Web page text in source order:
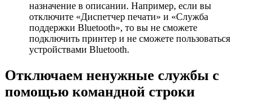
назначение в описании. Например, если вы
отключите «Диспетчер печати» и «Служба
поддержки Bluetooth», то вы не сможете
подключить принтер и не сможете пользоваться
устройствами Bluetooth.
Отключаем ненужные службы с
помощью командной строки